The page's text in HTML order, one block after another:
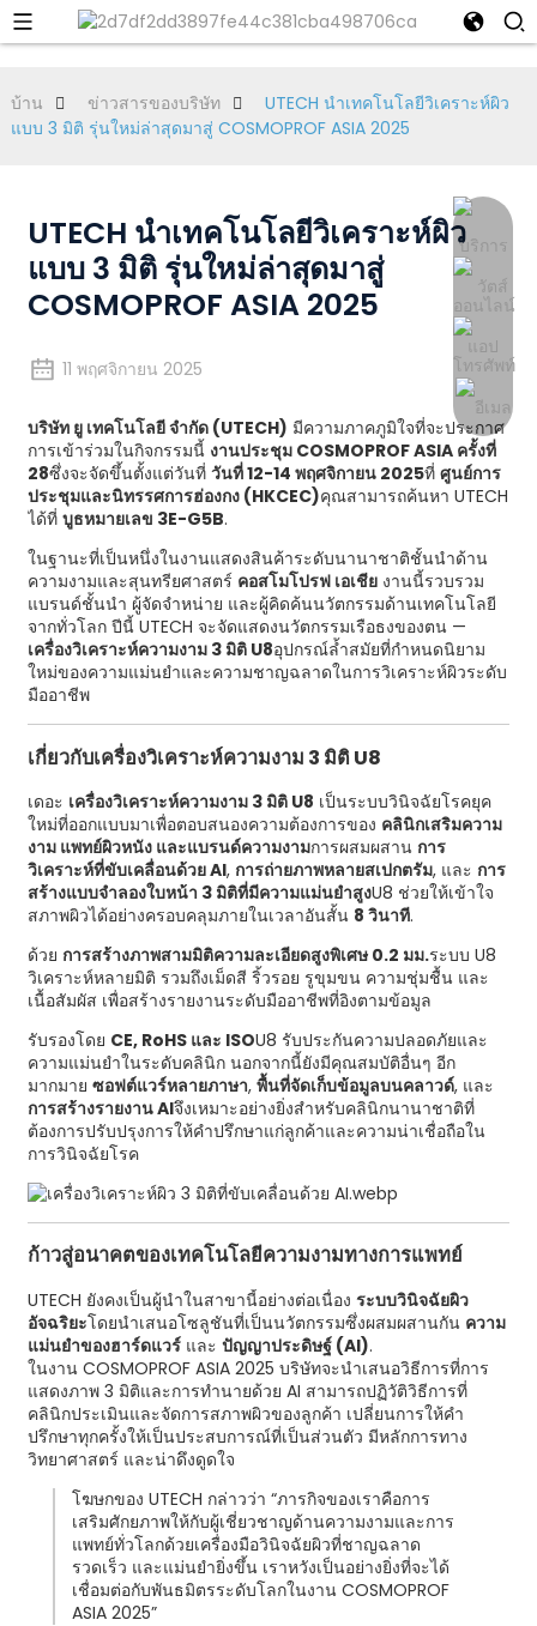
บ้าน ข่าวสารของบริษัท
UTECH นำเทคโนโลยีวิเคราะห์ผิว
แบบ 3 มิติ รุ่นใหม่ล่าสุดมาสู่ COSMOPROF ASIA 2025
UTECH นำเทคโนโลยีวิเคราะห์ผิว
แบบ 3 มิติ รุ่นใหม่ล่าสุดมาสู่
COSMOPROF ASIA 2025
11 พฤศจิกายน 2025
บริษัท ยู เทคโนโลยี จำกัด (UTECH) มีความภาคภูมิใจที่จะประกาศ
การเข้าร่วมในกิจกรรมนี้ งานประชุม COSMOPROF ASIA ครั้งที่
28ซึ่งจะจัดขึ้นตั้งแต่วันที่ วันที่ 12-14 พฤศจิกายน 2025ที่ ศูนย์การ
ประชุมและนิทรรศการฮ่องกง (HKCEC)คุณสามารถค้นหา UTECH
ได้ที่ บูธหมายเลข 3E-G5B.
ในฐานะที่เป็นหนึ่งในงานแสดงสินค้าระดับนานาชาติชั้นนำด้าน
ความงามและสุนทรียศาสตร์ คอสโมโปรฟ เอเชียงานนี้รวบรวม
แบรนด์ชั้นนำ ผู้จัดจำหน่าย และผู้คิดค้นนวัตกรรมด้านเทคโนโลยี
จากทั่วโลก ปีนี้ UTECH จะจัดแสดงนวัตกรรมเรือธงของตน —
เครื่องวิเคราะห์ความงาม 3 มิติ U8อุปกรณ์ล้ำสมัยที่กำหนดนิยาม
ใหม่ของความแม่นยำและความชาญฉลาดในการวิเคราะห์ผิวระดับ
มืออาชีพ
เกี่ยวกับเครื่องวิเคราะห์ความงาม 3 มิติ U8
เดอะ เครื่องวิเคราะห์ความงาม 3 มิติ U8 เป็นระบบวินิจฉัยโรคยุค
ใหม่ที่ออกแบบมาเพื่อตอบสนองความต้องการของ คลินิกเสริมความ
งาม แพทย์ผิวหนัง และแบรนด์ความงามการผสมผสาน การ
วิเคราะห์ที่ขับเคลื่อนด้วย AI, การถ่ายภาพหลายสเปกตรัม, และ การ
สร้างแบบจำลองใบหน้า 3 มิติที่มีความแม่นยำสูงU8 ช่วยให้เข้าใจ
สภาพผิวได้อย่างครอบคลุมภายในเวลาอันสั้น 8 วินาที.
ด้วย การสร้างภาพสามมิติความละเอียดสูงพิเศษ 0.2 มม.ระบบ U8
วิเคราะห์หลายมิติ รวมถึงเม็ดสี ริ้วรอย รูขุมขน ความชุ่มชื้น และ
เนื้อสัมผัส เพื่อสร้างรายงานระดับมืออาชีพที่อิงตามข้อมูล
รับรองโดย CE, RoHS และ ISOU8 รับประกันความปลอดภัยและ
ความแม่นยำในระดับคลินิก นอกจากนี้ยังมีคุณสมบัติอื่นๆ อีก
มากมาย ซอฟต์แวร์หลายภาษา, พื้นที่จัดเก็บข้อมูลบนคลาวด์, และ
การสร้างรายงาน AIจึงเหมาะอย่างยิ่งสำหรับคลินิกนานาชาติที่
ต้องการปรับปรุงการให้คำปรึกษาแก่ลูกค้าและความน่าเชื่อถือใน
การวินิจฉัยโรค
ก้าวสู่อนาคตของเทคโนโลยีความงามทางการแพทย์
UTECH ยังคงเป็นผู้นำในสาขานี้อย่างต่อเนื่อง ระบบวินิจฉัยผิว
อัจฉริยะโดยนำเสนอโซลูชันที่เป็นนวัตกรรมซึ่งผสมผสานกัน ความ
แม่นยำของฮาร์ดแวร์และ ปัญญาประดิษฐ์ (AI).
ในงาน COSMOPROF ASIA 2025 บริษัทจะนำเสนอวิธีการที่การ
แสดงภาพ 3 มิติและการทำนายด้วย AI สามารถปฏิวัติวิธีการที่
คลินิกประเมินและจัดการสภาพผิวของลูกค้า เปลี่ยนการให้คำ
ปรึกษาทุกครั้งให้เป็นประสบการณ์ที่เป็นส่วนตัว มีหลักการทาง
วิทยาศาสตร์ และน่าดึงดูดใจ
โฆษกของ UTECH กล่าวว่า “ภารกิจของเราคือการ
เสริมศักยภาพให้กับผู้เชี่ยวชาญด้านความงามและการ
แพทย์ทั่วโลกด้วยเครื่องมือวินิจฉัยผิวที่ชาญฉลาด
รวดเร็ว และแม่นยำยิ่งขึ้น เราหวังเป็นอย่างยิ่งที่จะได้
เชื่อมต่อกับพันธมิตรระดับโลกในงาน COSMOPROF
ASIA 2025”